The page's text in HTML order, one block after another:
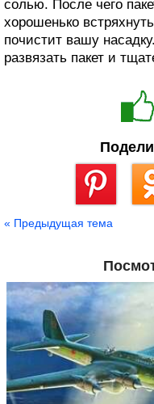
солью. После чего
хорошенько
почистит вашу
развязать пакет и
« Предыдущая тема